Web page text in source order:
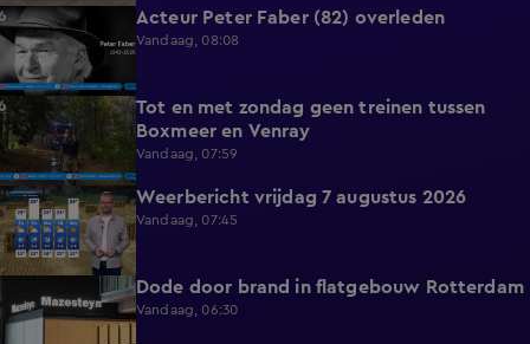
0:59 Acteur Peter Faber (82) overleden
Vandaag, 08:08
0:36
Tot en met zondag geen treinen tussen
Boxmeer en Venray
Vandaag, 07:59
2:26 Weerbericht vrijdag 7 augustus 2026
Vandaag, 07:45
Dode door brand in flatgebouw Rotterdam
Vandaag, 06:30